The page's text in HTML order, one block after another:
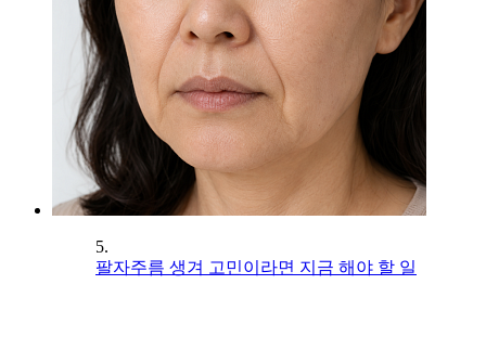
5.
팔자주름 생겨 고민이라면 지금 해야 할 일